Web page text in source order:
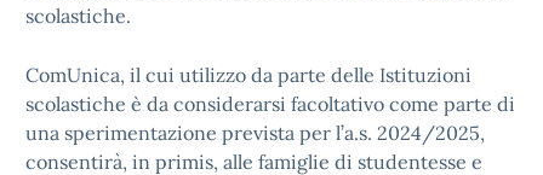
scolastiche.
ComUnica, il cui utilizzo da parte delle Istituzioni
scolastiche è da considerarsi facoltativo come parte di
una sperimentazione prevista per l’a.s. 2024/2025,
consentirà, in primis, alle famiglie di studentesse e